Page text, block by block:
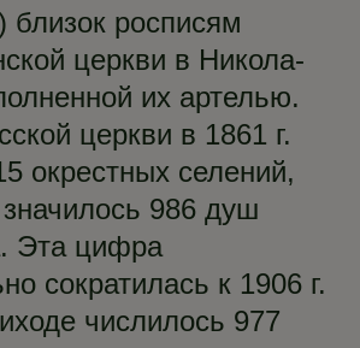
близок росписям
церкви в Никола-
их артелью.
церкви в 1861 г.
окрестных селений,
986 душ
Эта цифра
сократилась к 1906 г.
числилось 977